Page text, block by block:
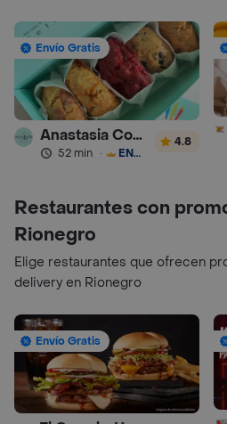
Envío Gratis
Anastasia Cookies
52 min · ENVÍO GRATIS
4.8
Restaurantes con
Rionegro
Elige restaurantes que ofrecen
delivery en Rionegro
Envío Gratis